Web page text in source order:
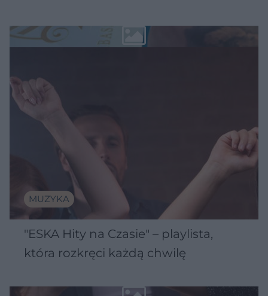
MUZYKA
"ESKA Hity na Czasie" – playlista,
która rozkręci każdą chwilę